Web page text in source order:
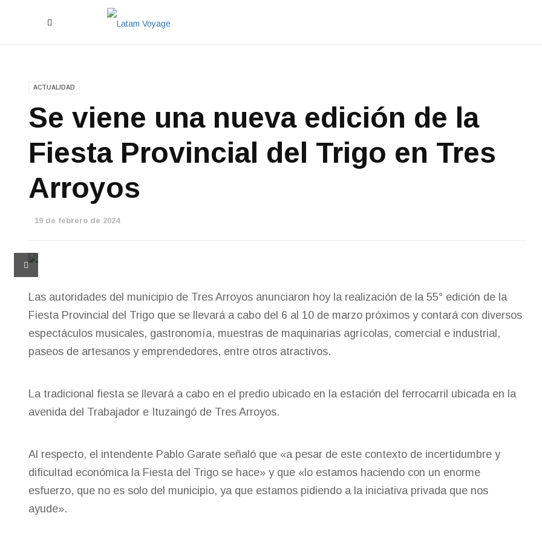
ACTUALIDAD
Se viene una nueva edición de la
Fiesta Provincial del Trigo en Tres
Arroyos
19 de febrero de 2024
Las autoridades del municipio de Tres Arroyos anunciaron hoy la realización de la 55° edición de la
Fiesta Provincial del Trigo que se llevará a cabo del 6 al 10 de marzo próximos y contará con diversos
espectáculos musicales, gastronomía, muestras de maquinarias agrícolas, comercial e industrial,
paseos de artesanos y emprendedores, entre otros atractivos.
La tradicional fiesta se llevará a cabo en el predio ubicado en la estación del ferrocarril ubicada en la
avenida del Trabajador e Ituzaingó de Tres Arroyos.
Al respecto, el intendente Pablo Garate señaló que «a pesar de este contexto de incertidumbre y
dificultad económica la Fiesta del Trigo se hace» y que «lo estamos haciendo con un enorme
esfuerzo, que no es solo del municipio, ya que estamos pidiendo a la iniciativa privada que nos
ayude».